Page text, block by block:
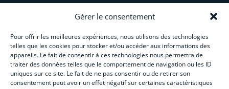
Gérer le consentement
Pour offrir les meilleures expériences, nous utilisons des technologies
telles que les cookies pour stocker et/ou accéder aux informations des
appareils. Le fait de consentir à ces technologies nous permettra de
traiter des données telles que le comportement de navigation ou les ID
uniques sur ce site. Le fait de ne pas consentir ou de retirer son
consentement peut avoir un effet négatif sur certaines caractéristiques
Bonnes affaires